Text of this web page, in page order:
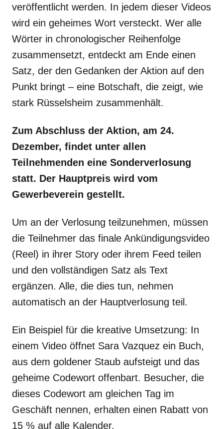
veröffentlicht werden. In jedem dieser Videos
wird ein geheimes Wort versteckt. Wer alle
Wörter in chronologischer Reihenfolge
zusammensetzt, entdeckt am Ende einen
Satz, der den Gedanken der Aktion auf den
Punkt bringt – eine Botschaft, die zeigt, wie
stark Rüsselsheim zusammenhält.
Zum Abschluss der Aktion, am 24.
Dezember, findet unter allen
Teilnehmenden eine Sonderverlosung
statt. Der Hauptpreis wird vom
Gewerbeverein gestellt.
Um an der Verlosung teilzunehmen, müssen
die Teilnehmer das finale Ankündigungsvideo
(Reel) in ihrer Story oder ihrem Feed teilen
und den vollständigen Satz als Text
ergänzen. Alle, die dies tun, nehmen
automatisch an der Hauptverlosung teil.
Ein Beispiel für die kreative Umsetzung: In
einem Video öffnet Sara Vazquez ein Buch,
aus dem goldener Staub aufsteigt und das
geheime Codewort offenbart. Besucher, die
dieses Codewort am gleichen Tag im
Geschäft nennen, erhalten einen Rabatt von
15 % auf alle Kalender.